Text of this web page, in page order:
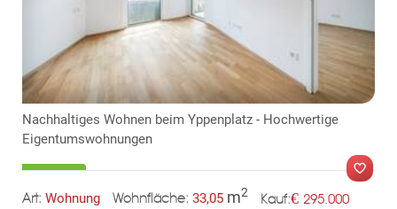
Nachhaltiges Wohnen beim Yppenplatz - Hochwertige
Eigentumswohnungen
Art: Wohnung Wohnfläche: 33,05 m2 Kauf:€ 295.000